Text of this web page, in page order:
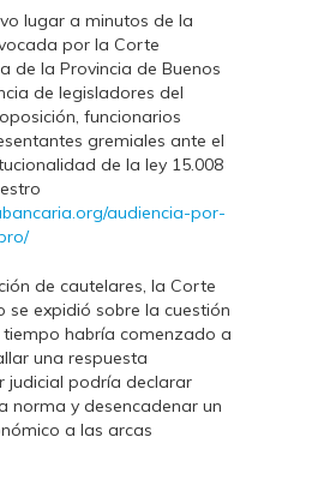
lugar a minutos de la
por la Corte
de la Provincia de Buenos
de legisladores del
funcionarios
gremiales ante el
de la ley 15.008
audiencia-por-
de cautelares, la Corte
se expidió sobre la cuestión
habría comenzado a
una respuesta
judicial podría declarar
norma y desencadenar un
a las arcas